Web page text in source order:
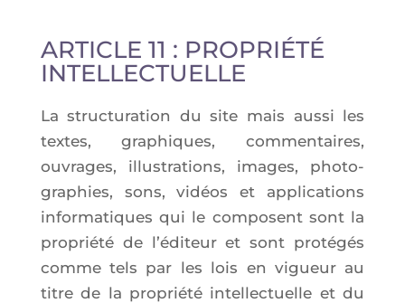
ARTICLE 11 : PROPRIÉTÉ
INTELLECTUELLE
La struc­tu­ra­tion du site mais aus­si les
textes, gra­phiques, com­men­taires,
ouvrages, illus­tra­tions, images, pho­to­
gra­phies, sons, vidéos et appli­ca­tions
infor­ma­tiques qui le com­posent sont la
pro­prié­té de l’é­di­teur et sont pro­té­gés
comme tels par les lois en vigueur au
titre de la pro­prié­té intel­lec­tuelle et du